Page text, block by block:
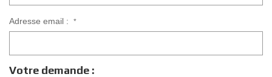
Adresse email : *
Votre demande :